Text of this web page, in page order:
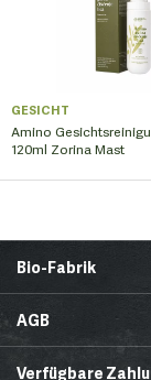
GESICHT
Amino
120ml Zorina Mast
Bio-Fabrik
News
AGB
Lieferbedingungen
Verfügbare